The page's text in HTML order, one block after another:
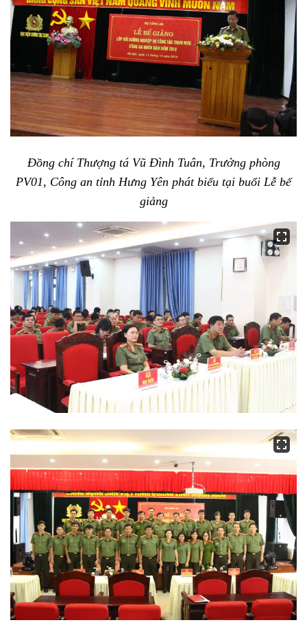
Đồng chí Thượng tá Vũ Đình Tuân, Trưởng phòng
PV01, Công an tỉnh Hưng Yên phát biểu tại buổi Lễ bế
giảng